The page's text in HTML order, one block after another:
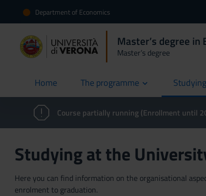
Department of Economics
Master’s degree in
Master’s degree
Home
current The programme
Course partially running (Enrollment until
Studying at the
Here you can find information on the organisational
enrolment to graduation.